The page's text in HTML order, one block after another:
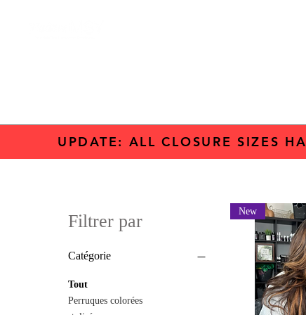
UPDATE: ALL CLOSURE SIZES
Filtrer par
Catégorie
Tout
Perruques colorées
New